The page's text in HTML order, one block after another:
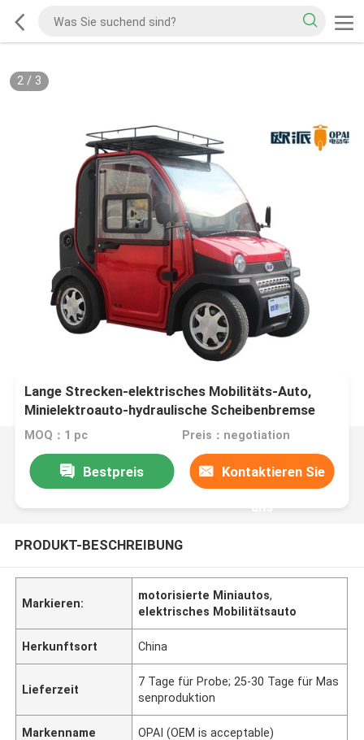
2/ 3
Lange Strecken-elektrisches Mobilitäts-Auto,
Minielektroauto-hydraulische Scheibenbremse
MOQ：1 pc Preis：negotiation
Bestpreis Kontaktieren Sie
uns
PRODUKT-BESCHREIBUNG
Markieren:
motorisierte Miniautos,
elektrisches Mobilitätsauto
Herkunftsort China
Lieferzeit
7 Tage für Probe; 25-30 Tage für Mas
senproduktion
Markenname OPAI (OEM is acceptable)